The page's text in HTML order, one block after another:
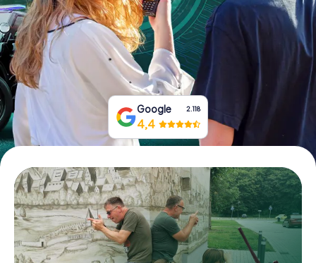
Tickets buchen
Gutscheine bestellen
Google 2.118
4,4